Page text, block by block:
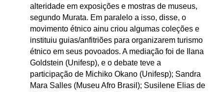
alteridade em exposições e mostras de museus,
segundo Murata. Em paralelo a isso, disse, o
movimento étnico ainu criou algumas coleções e
instituiu guias/anfitriões para organizarem turismo
étnico em seus povoados. A mediação foi de Ilana
Goldstein (Unifesp), e o debate teve a
participação de Michiko Okano (Unifesp); Sandra
Mara Salles (Museu Afro Brasil); Susilene Elias de